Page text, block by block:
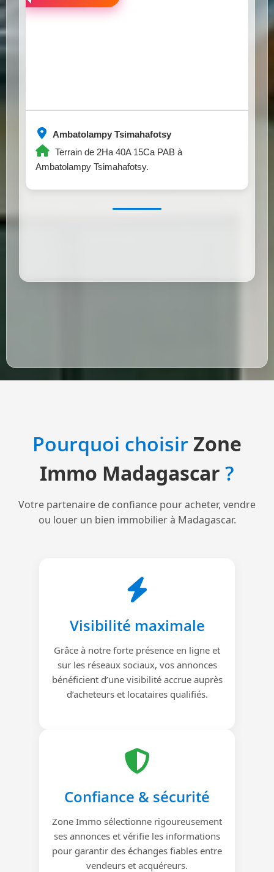
Ambatolampy Tsimahafotsy
Terrain de 2Ha 40A 15Ca PAB à
Ambatolampy Tsimahafotsy.
Pourquoi choisirZone
Immo Madagascar ?
Votre partenaire de confiance pour acheter, vendre
ou louer un bien immobilier à Madagascar.
Visibilité maximale
Grâce à notre forte présence en ligne et
sur les réseaux sociaux, vos annonces
bénéficient d’une visibilité accrue auprès
d’acheteurs et locataires qualifiés.
Confiance & sécurité
Zone Immo sélectionne rigoureusement
ses annonces et vérifie les informations
pour garantir des échanges fiables entre
vendeurs et acquéreurs.